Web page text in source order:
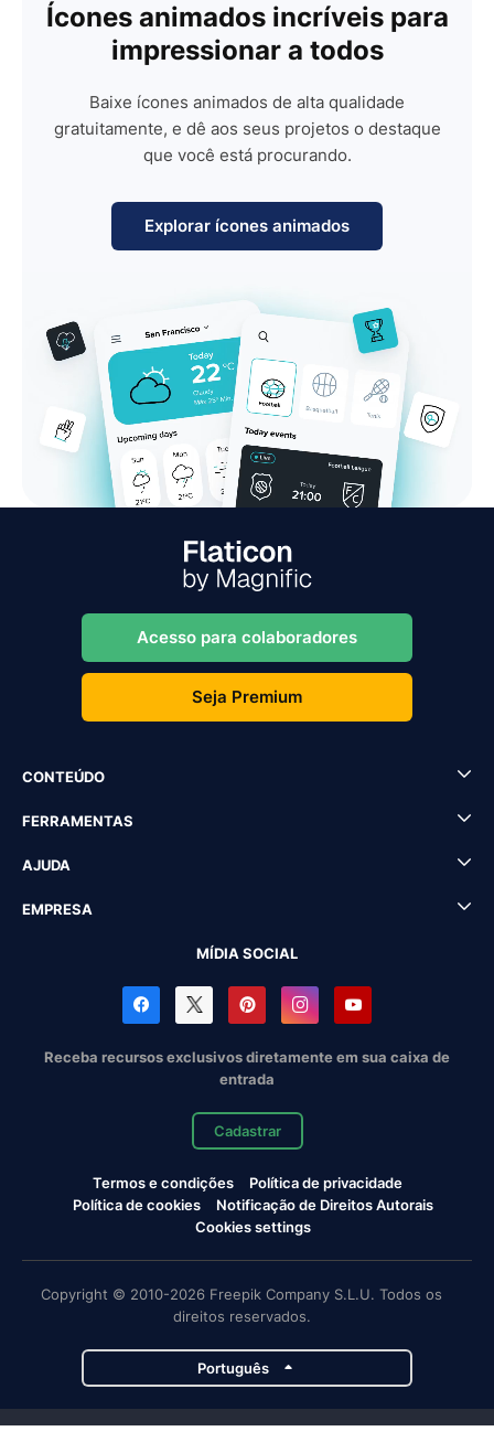
Ícones animados incríveis para
impressionar a todos
Baixe ícones animados de alta qualidade
gratuitamente, e dê aos seus projetos o destaque
que você está procurando.
Explorar ícones animados
Acesso para colaboradores
Seja Premium
CONTEÚDO
FERRAMENTAS
AJUDA
EMPRESA
MÍDIA SOCIAL
Receba recursos exclusivos diretamente em sua caixa de
entrada
Cadastrar
Termos e condições
Política de privacidade
Política de cookies
Notificação de Direitos Autorais
Cookies settings
Copyright © 2010-2026 Freepik Company S.L.U. Todos os
direitos reservados.
Português